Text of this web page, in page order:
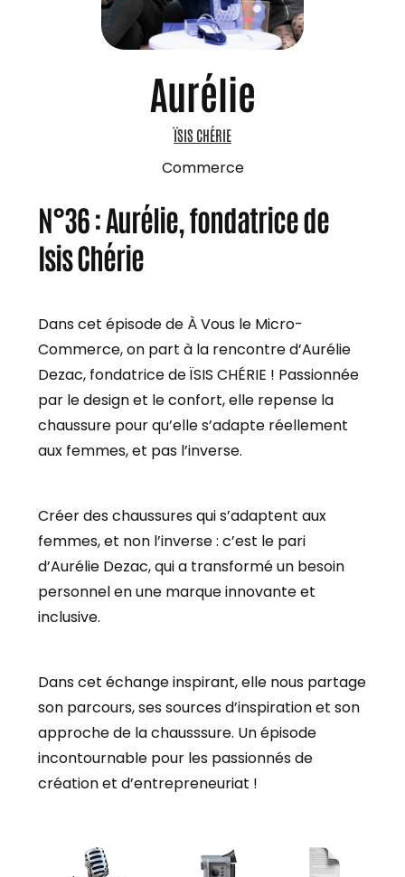
Aurélie
ÏSIS CHÉRIE
Commerce
N°36 : Aurélie, fondatrice de
Isis Chérie
Dans cet épisode de À Vous le Micro-
Commerce, on part à la rencontre d’Aurélie
Dezac, fondatrice de ÏSIS CHÉRIE ! Passionnée
par le design et le confort, elle repense la
chaussure pour qu’elle s’adapte réellement
aux femmes, et pas l’inverse.
Créer des chaussures qui s’adaptent aux
femmes, et non l’inverse : c’est le pari
d’Aurélie Dezac, qui a transformé un besoin
personnel en une marque innovante et
inclusive.
Dans cet échange inspirant, elle nous partage
son parcours, ses sources d’inspiration et son
approche de la chausssure. Un épisode
incontournable pour les passionnés de
création et d’entrepreneuriat !